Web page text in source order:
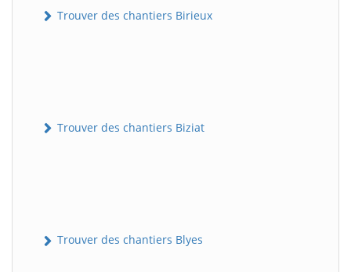
Trouver des chantiers Birieux
Trouver des chantiers Biziat
Trouver des chantiers Blyes